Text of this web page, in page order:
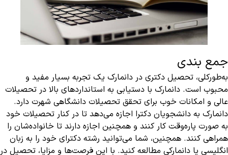
جمع بندی
به‌طورکلی، تحصیل دکتری در دانمارک یک تجربه بسیار مفید و
محبوب است. دانمارک با دستیابی به استانداردهای بالا در تحصیلات
عالی و امکانات خوب برای تحقق تحصیلات دانشگاهی شهرت دارد.
دانمارک به دانشجویان دکترا اجازه می‌دهد تا در کنار تحصیلات خود
به صورت پاره‌وقت کار کنند و همچنین اجازه دارند تا خانواده‌شان را
همراهی کنند. همچنین، شما می‌توانید رشته دکترای خود را به زبان
انگلیسی یا دانمارکی مطالعه کنید. با این فرصت‌ها و مزایا، تحصیل در